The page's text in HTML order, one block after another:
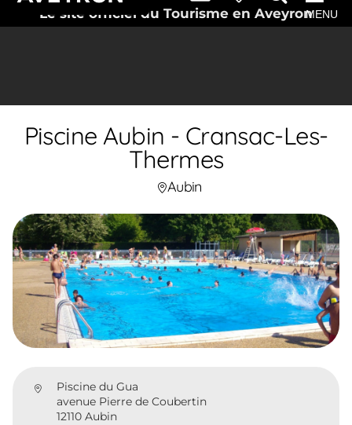
Le site officiel du Tourisme en AveyronMENU
Piscine Aubin - Cransac-Les-
Thermes
Aubin
Piscine du Gua
avenue Pierre de Coubertin
12110 Aubin